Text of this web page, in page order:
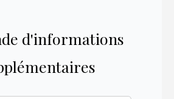
d'informations